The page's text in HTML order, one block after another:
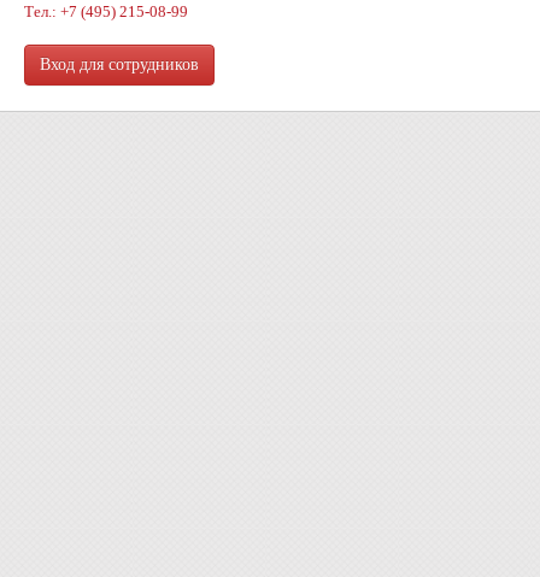
Тел.: +7 (495) 215-08-99
Вход для сотрудников